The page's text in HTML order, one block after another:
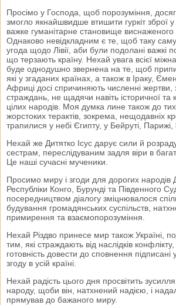
Просімо у Господа, щоб порозуміння,
змогло якнайшвидше втишити гуркіт зброї у
важке гуманітарне становище виснаженого
Однаково невідкладним є те, щоб таку
угода щодо Лівії, аби були подолані важкі
що терзають країну. Нехай увага всієї
буде однодушно звернена на те, щоб
які у згаданих країнах, а також в Іраку,
Африці досі спричиняють численні
страждань, не щадячи навіть історичної та
цілих народів. Моя думка лине також до
жорстоких терактів, зокрема, нещодавніх
трапилися у небі Єгипту, у Бейруті, Парижі,
Нехай же Дитятко Ісус дарує сили й
сестрам, переслідуваним задля віри в
Це наші сучасні мученики.
Просимо миру і згоди для дорогих народів
Республіки Конго, Бурунді та Південного
посередництвом діалогу зміцнювалося
будування громадянських суспільств,
примирення та взаємопорозуміння.
Нехай Різдво принесе мир також Україні,
тим, які страждають від наслідків
готовність довести до сповнення
згоду в усій країні.
Нехай радість цього дня просвітить
народу, щоби він, натхнений надією, і
прямував до бажаного миру.